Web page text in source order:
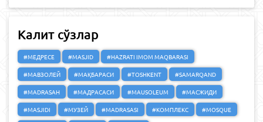
Калит сўзлар
#МЕДРЕСЕ #MASJID
#HAZRATI IMOM MAQBARASI
#МАВЗОЛЕЙ
#МАҚБАРАСИ #TOSHKENT
#SAMARQAND
#MADRASAH
#МАДРАСАСИ #MAUSOLEUM
#МАСЖИДИ
#MASJIDI
#МУЗЕЙ #MADRASASI #КОМПЛЕКС
#MOSQUE